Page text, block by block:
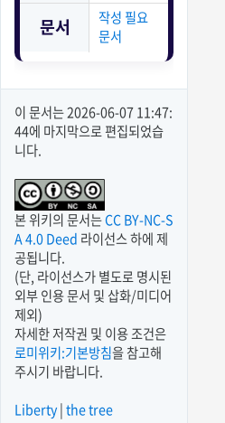
문서
작성 필요
문서
이 문서는2026-06-07 11:47:
44에 마지막으로 편집되었습
니다.
본 위키의 문서는CC BY-NC-S
A 4.0 Deed 라이선스 하에 제
공됩니다.
(단, 라이선스가 별도로 명시된
외부 인용 문서 및 삽화/미디어
제외)
자세한 저작권 및 이용 조건은
로미위키:기본방침을 참고해
주시기 바랍니다.
Liberty|the tree